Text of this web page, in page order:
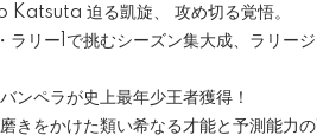
Katsuta 迫る凱旋、 攻め切る覚悟。
ラリー1で挑むシーズン集大成、ラリー
ンペラが史上最年少王者獲得！
磨きをかけた類い希なる才能と予測能力